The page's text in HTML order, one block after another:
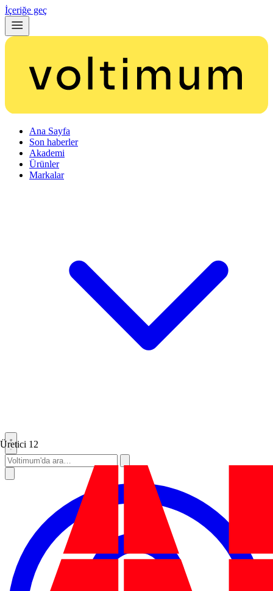
İçeriğe geç
Ana Sayfa
Son haberler
Akademi
Ürünler
Markalar
Üretici 12